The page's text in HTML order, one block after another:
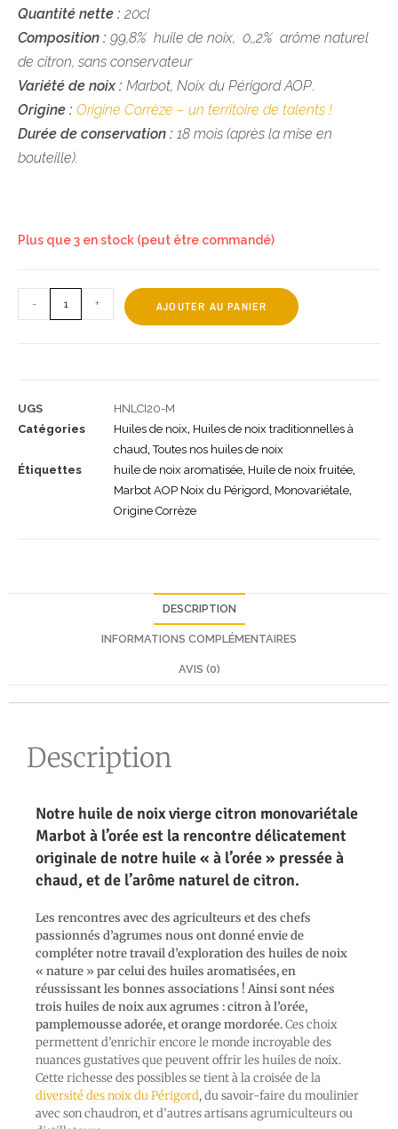
Quantité nette : 20cl
Composition : 99,8% huile de noix, 0,,2% arôme naturel
de citron, sans conservateur
Variété de noix : Marbot, Noix du Périgord AOP.
Origine : Origine Corrèze – un territoire de talents !
Durée de conservation : 18 mois (après la mise en
bouteille).
Plus que 3 en stock (peut être commandé)
- + AJOUTER AU PANIER
UGS
HNLCI20-M
Catégories
Huiles de noix, Huiles de noix traditionnelles à
chaud,Toutes nos huiles de noix
Étiquettes
huile de noix aromatisée, Huile de noix fruitée,
Marbot AOP Noix du Périgord, Monovariétale,
Origine Corrèze
DESCRIPTION
INFORMATIONS COMPLÉMENTAIRES
AVIS (0)
Description
Notre huile de noix vierge citron monovariétale
Marbot à l’orée est la rencontre délicatement
originale de notre huile « à l’orée » pressée à
chaud, et de l’arôme naturel de citron.
Les rencontres avec des agriculteurs et des chefs
passionnés d’agrumes nous ont donné envie de
compléter notre travail d’exploration des huiles de noix
« nature » par celui des huiles aromatisées, en
réussissant les bonnes associations ! Ainsi sont nées
trois huiles de noix aux agrumes : citron à l’orée,
pamplemousse adorée, et orange mordorée.Ces choix
permettent d’enrichir encore le monde incroyable des
nuances gustatives que peuvent offrir les huiles de noix.
Cette richesse des possibles se tient à la croisée de la
diversité des noix du Périgord, du savoir-faire du moulinier
avec son chaudron, et d’autres artisans agrumiculteurs ou